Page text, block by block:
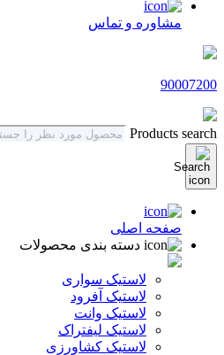
مشاوره و تماس
90007200
Products search
صفحه اصلی
دسته بندی محصولات
لاستیک سواری
لاستیک آفرود
لاستیک وانت
لاستیک لیفتراک
لاستیک کشاورزی